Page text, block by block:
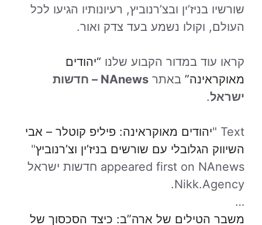
שורשיו בניז’ין ובצ’רנוביץ, רעיונותיו הגיעו לכל
העולם, וקולו נשמע בעד צדק ואור.
קראו עוד במדור הקבוע שלנו “יהודים
מאוקראינה” באתר
NAnews – חדשות
ישראל.
Text "
יהודים מאוקראינה: פיליפ קוטלר – אבי
השיווק הגלובלי עם שורשים בניז’ין וצ’רנוביץ"
appeared first on NAnews חדשות ישראל
Nikk.Agency.
…
משבר הטילים של ארה”ב: כיצד הסכסוך של